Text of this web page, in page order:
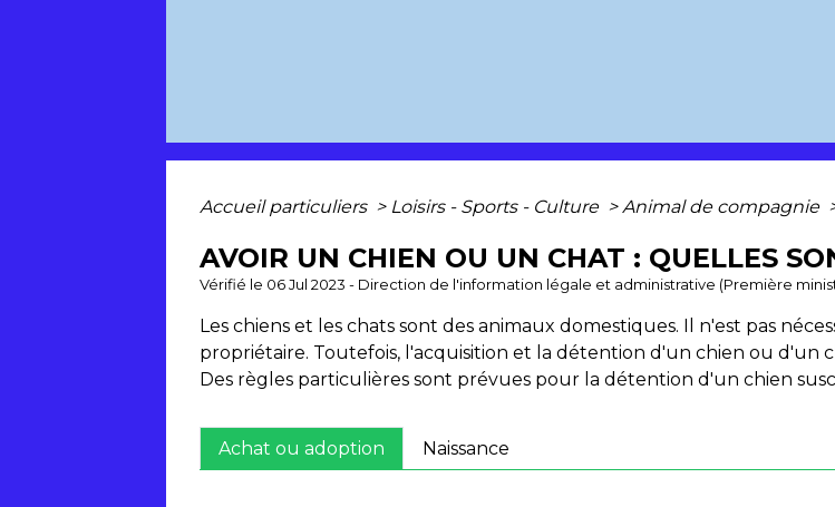
Accueil particuliers > Loisirs - Sports - Culture > Animal de compagnie
AVOIR UN CHIEN OU UN CHAT : QUELLES
Vérifié le 06 Jul 2023 - Direction de l'information légale et administrative (Première
Les chiens et les chats sont des animaux domestiques. Il n'est pas
propriétaire. Toutefois, l'acquisition et la détention d'un chien ou d'un
Des règles particulières sont prévues pour la détention d'un chien
Achat ou adoption Naissance